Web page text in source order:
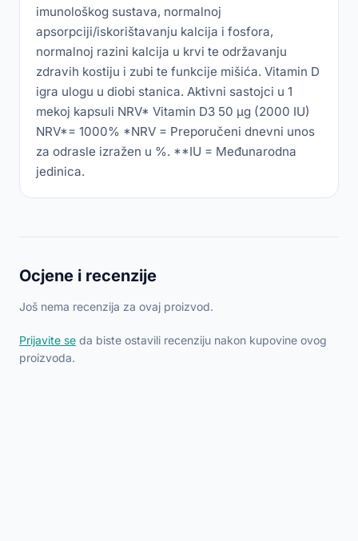
imunološkog sustava, normalnoj
apsorpciji/iskorištavanju kalcija i fosfora,
normalnoj razini kalcija u krvi te održavanju
zdravih kostiju i zubi te funkcije mišića. Vitamin D
igra ulogu u diobi stanica. Aktivni sastojci u 1
mekoj kapsuli NRV* Vitamin D3 50 µg (2000 IU)
NRV*= 1000% *NRV = Preporučeni dnevni unos
za odrasle izražen u %. **IU = Međunarodna
jedinica.
Ocjene i recenzije
Još nema recenzija za ovaj proizvod.
Prijavite se da biste ostavili recenziju nakon kupovine ovog
proizvoda.